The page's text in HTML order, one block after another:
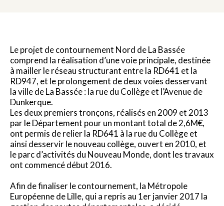
Le projet de contournement Nord de La Bassée
comprend la réalisation d’une voie principale, destinée
à mailler le réseau structurant entre la RD641 et la
RD947, et le prolongement de deux voies desservant
la ville de La Bassée : la rue du Collège et l’Avenue de
Dunkerque.
Les deux premiers tronçons, réalisés en 2009 et 2013
par le Département pour un montant total de 2,6M€,
ont permis de relier la RD641 à la rue du Collège et
ainsi desservir le nouveau collège, ouvert en 2010, et
le parc d’activités du Nouveau Monde, dont les travaux
ont commencé début 2016.
Afin de finaliser le contournement, la Métropole
Européenne de Lille, qui a repris au 1er janvier 2017 la